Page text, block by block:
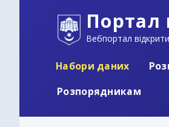
Портал
Вебпортал
Набори даних
Розпорядникам